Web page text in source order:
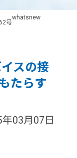
whatsnew
号
スの接
たらす
03月07日